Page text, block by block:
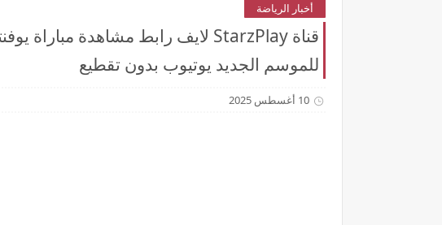
أخبار الرياضة
للموسم الجديد يوتيوب بدون تقطيع
10 أغسطس 2025